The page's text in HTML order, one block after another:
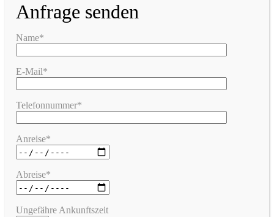
Anfrage senden
Name*
E-Mail*
Telefonnummer*
Anreise*
Abreise*
Ungefähre Ankunftszeit